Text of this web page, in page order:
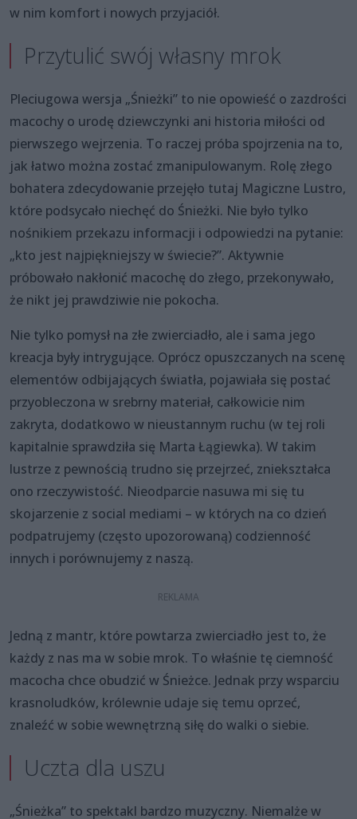
w nim komfort i nowych przyjaciół.
Przytulić swój własny mrok
Pleciugowa wersja „Śnieżki” to nie opowieść o zazdrości
macochy o urodę dziewczynki ani historia miłości od
pierwszego wejrzenia. To raczej próba spojrzenia na to,
jak łatwo można zostać zmanipulowanym. Rolę złego
bohatera zdecydowanie przejęło tutaj Magiczne Lustro,
które podsycało niechęć do Śnieżki. Nie było tylko
nośnikiem przekazu informacji i odpowiedzi na pytanie:
„kto jest najpiękniejszy w świecie?”. Aktywnie
próbowało nakłonić macochę do złego, przekonywało,
że nikt jej prawdziwie nie pokocha.
Nie tylko pomysł na złe zwierciadło, ale i sama jego
kreacja były intrygujące. Oprócz opuszczanych na scenę
elementów odbijających światła, pojawiała się postać
przyobleczona w srebrny materiał, całkowicie nim
zakryta, dodatkowo w nieustannym ruchu (w tej roli
kapitalnie sprawdziła się Marta Łągiewka). W takim
lustrze z pewnością trudno się przejrzeć, zniekształca
ono rzeczywistość. Nieodparcie nasuwa mi się tu
skojarzenie z social mediami – w których na co dzień
podpatrujemy (często upozorowaną) codzienność
innych i porównujemy z naszą.
Jedną z mantr, które powtarza zwierciadło jest to, że
każdy z nas ma w sobie mrok. To właśnie tę ciemność
macocha chce obudzić w Śnieżce. Jednak przy wsparciu
krasnoludków, królewnie udaje się temu oprzeć,
znaleźć w sobie wewnętrzną siłę do walki o siebie.
Uczta dla uszu
„Śnieżka” to spektakl bardzo muzyczny. Niemalże w